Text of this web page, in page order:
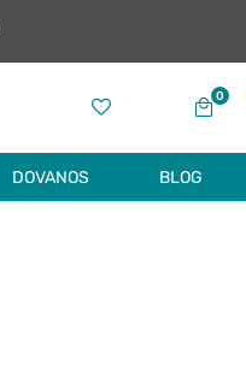
0
DOVANOS BLOG